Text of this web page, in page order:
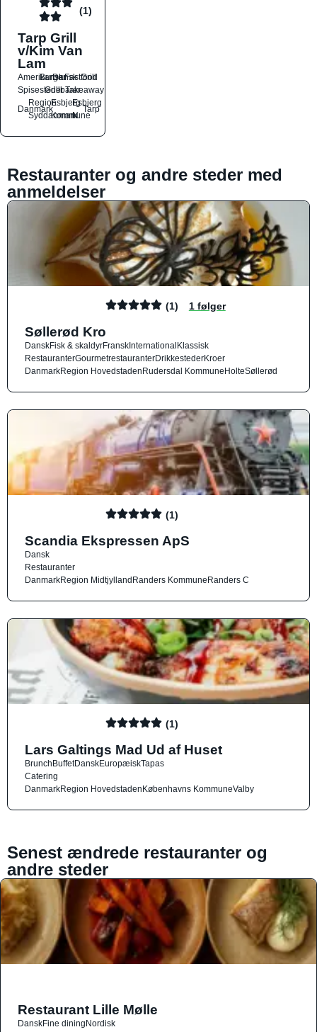
(1)
Tarp Grill
v/Kim Van
Lam
Amerikansk
BurgerDanskFastfood
Grill
SpisestederGrillbarerTakeaway
Danmark
Region
Syddanmark
Esbjerg
Kommune
Esbjerg
N
Tarp
Restauranter og andre steder med
anmeldelser
(1) 1 følger
Søllerød Kro
DanskFisk & skaldyrFranskInternationalKlassisk
RestauranterGourmetrestauranterDrikkestederKroer
DanmarkRegion HovedstadenRudersdal KommuneHolteSøllerød
(1)
Scandia Ekspressen ApS
Dansk
Restauranter
DanmarkRegion MidtjyllandRanders KommuneRanders C
(1)
Lars Galtings Mad Ud af Huset
BrunchBuffetDanskEuropæiskTapas
Catering
DanmarkRegion HovedstadenKøbenhavns KommuneValby
Senest ændrede restauranter og
andre steder
Restaurant Lille Mølle
DanskFine diningNordisk